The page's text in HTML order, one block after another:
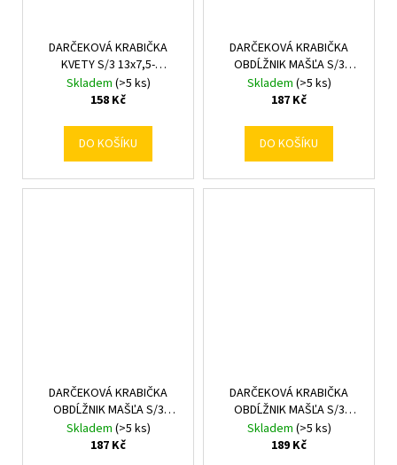
DARČEKOVÁ KRABIČKA
KVETY S/3 13x7,5-
17x9,5CM
Skladem (>5 ks)
158 Kč
DO KOŠÍKU
DARČEKOVÁ KRABIČKA
OBDĹŽNIK MAŠĽA S/3
15,5x6,5-19,5x19,5CM
BIELA
Skladem (>5 ks)
187 Kč
DO KOŠÍKU
DARČEKOVÁ KRABIČKA
OBDĹŽNIK MAŠĽA S/3
15,5x6,5-19,5x19,5CM
RUŽOVÁ
Skladem (>5 ks)
187 Kč
DARČEKOVÁ KRABIČKA
OBDĹŽNIK MAŠĽA S/3
19x12x6,5-23x16x9,5CM
LOSOS
Skladem (>5 ks)
189 Kč